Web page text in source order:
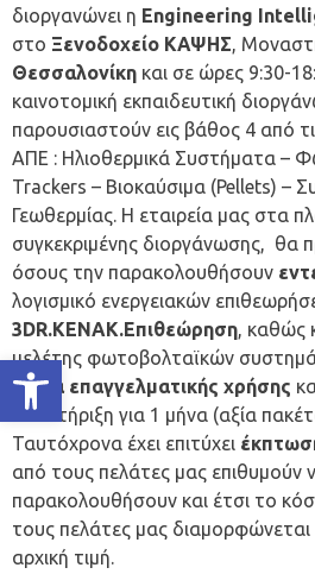
Ανοίξτε τη γραμμή εργαλείων
διοργανώνει η Engineering
στο Ξενοδοχείο ΚΑΨΗΣ,
Θεσσαλονίκη και σε ώρες 9:30-
καινοτομική εκπαιδευτική
παρουσιαστούν εις βάθος 4 από
ΑΠΕ : Ηλιοθερμικά Συστήματα –
Trackers – Βιοκαύσιμα (Pellets) –
Γεωθερμίας. Η εταιρεία μας στα
συγκεκριμένης διοργάνωσης, θα
όσους την παρακολουθήσουν
λογισμικό ενεργειακών
3DR.KENAK.Επιθεώρηση, καθώς
μελέτης φωτοβολταϊκών
άδεια επαγγελματικής χρήσης
υποστήριξη για 1 μήνα (αξία
Ταυτόχρονα έχει επιτύχει
από τους πελάτες μας επιθυμούν
παρακολουθήσουν και έτσι το
τους πελάτες μας
αρχική τιμή.